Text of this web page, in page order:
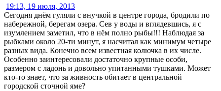
19:13, 19 июля, 2013
Сегодня днём гуляли с внучкой в центре города, бродили по
набережной, берегам озера. Сев у воды и вглядевшись, я с
изумлением заметил, что в нём полно рыбы!!! Наблюдая за
рыбками около 20-ти минут, я насчитал как минимум четыре
разных вида. Конечно всем известная колючка в их числе.
Особенно заинтересовали достаточно крупные особи,
размером с ладонь и довольно упитанными тушками. Может
кто-то знает, что за живность обитает в центральной
городской сточной яме?